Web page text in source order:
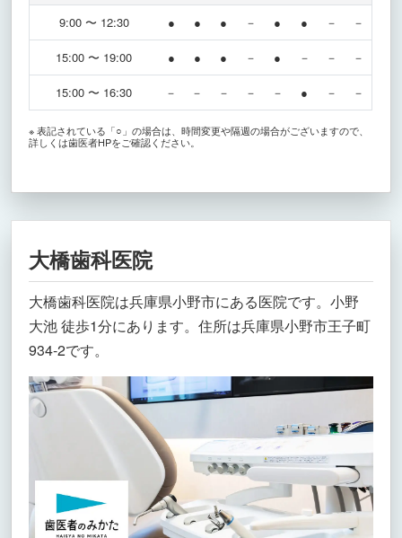
9:00 〜 12:30 ● ● ● － ● ● － －
15:00 〜 19:00 ● ● ● － ● － － －
15:00 〜 16:30 － － － － － ● － －
※ 表記されている「○」の場合は、時間変更や隔週の場合がございますので、
詳しくは歯医者HPをご確認ください。
大橋歯科医院
大橋歯科医院は兵庫県小野市にある医院です。小野
大池 徒歩1分にあります。住所は兵庫県小野市王子町
934-2です。